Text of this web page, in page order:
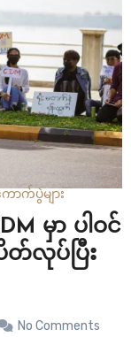
ာက်ပွဲများ
မှာ ပါဝင်
လုပ်ပြီး
No Comments